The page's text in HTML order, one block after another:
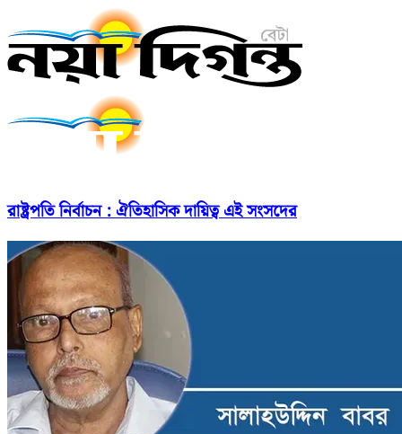
রাষ্ট্রপতি নির্বাচন : ঐতিহাসিক দায়িত্ব এই সংসদের